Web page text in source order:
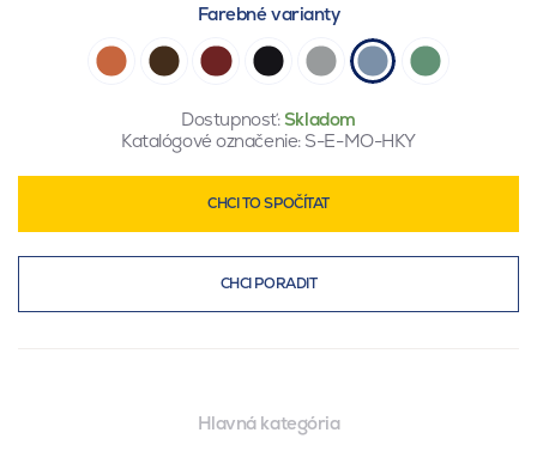
Farebné varianty
Dostupnosť:Skladom
Katalógové označenie: S-E-MO-HKY
CHCI TO SPOČÍTAT
CHCI PORADIT
Hlavná kategória